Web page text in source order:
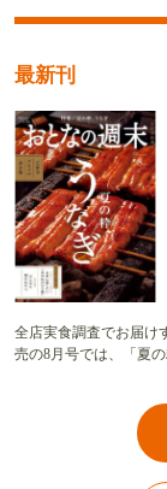
最新刊
全店実食調査でお届け
売の8月号では、「夏